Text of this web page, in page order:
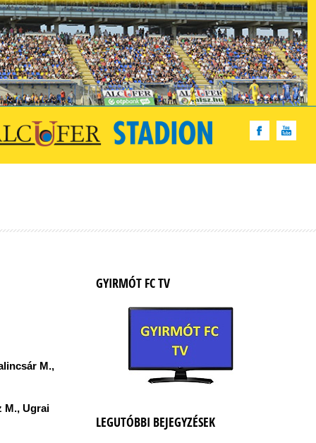
M.,
M., Ugrai
GYIRMÓT FC TV
LEGUTÓBBI BEJEGYZÉSEK